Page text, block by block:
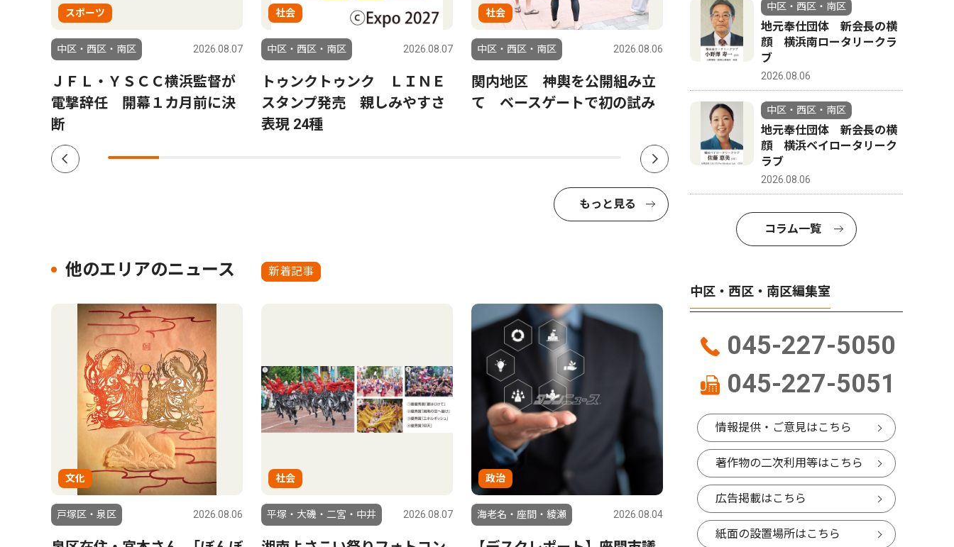
スポーツ
中区・西区・南区 2026.08.07
ＪＦＬ・ＹＳＣＣ横浜監督が
電撃辞任 開幕１カ月前に決
断
社会
中区・西区・南区 2026.08.07
トゥンクトゥンク ＬＩＮＥ
スタンプ発売 親しみやすさ
表現 24種
社会
中区・西区・南区 2026.08.06
関内地区 神輿を公開組み立
て ベースゲートで初の試み
文化
中区・西区・南区 2026.08.06
「ゆず色」のオシロイバナ
ファン通じ、横浜から全国へ
ブ
もっと見る
他のエリアのニュース 新着記事
文化
戸塚区・泉区 2026.08.06
社会
平塚・大磯・二宮・中井 2026.08.07
政治
海老名・座間・綾瀬 2026.08.04
中区・西区・南区
地元奉仕団体 新会長の横
顔 横浜南ロータリークラ
ブ
2026.08.06
中区・西区・南区
地元奉仕団体 新会長の横
顔 横浜ベイロータリーク
ラブ
2026.08.06
コラム一覧
中区・西区・南区編集室
045-227-5050
045-227-5051
情報提供・ご意見はこちら
著作物の二次利用等はこちら
広告掲載はこちら
紙面の設置場所はこちら